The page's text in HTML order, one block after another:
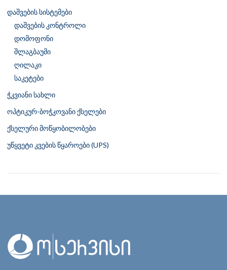
დაშვების სისტემები
დაშვების კონტროლი
დომოფონი
შლაგბაუმი
ღილაკი
საკეტები
ჭკვიანი სახლი
ოპტიკურ-ბოჭკოვანი ქსელები
ქსელური მოწყობილობები
უწყვეტი კვების წყაროები (UPS)